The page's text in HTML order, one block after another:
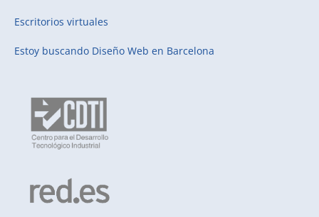
Escritorios virtuales
Estoy buscando Diseño Web en Barcelona